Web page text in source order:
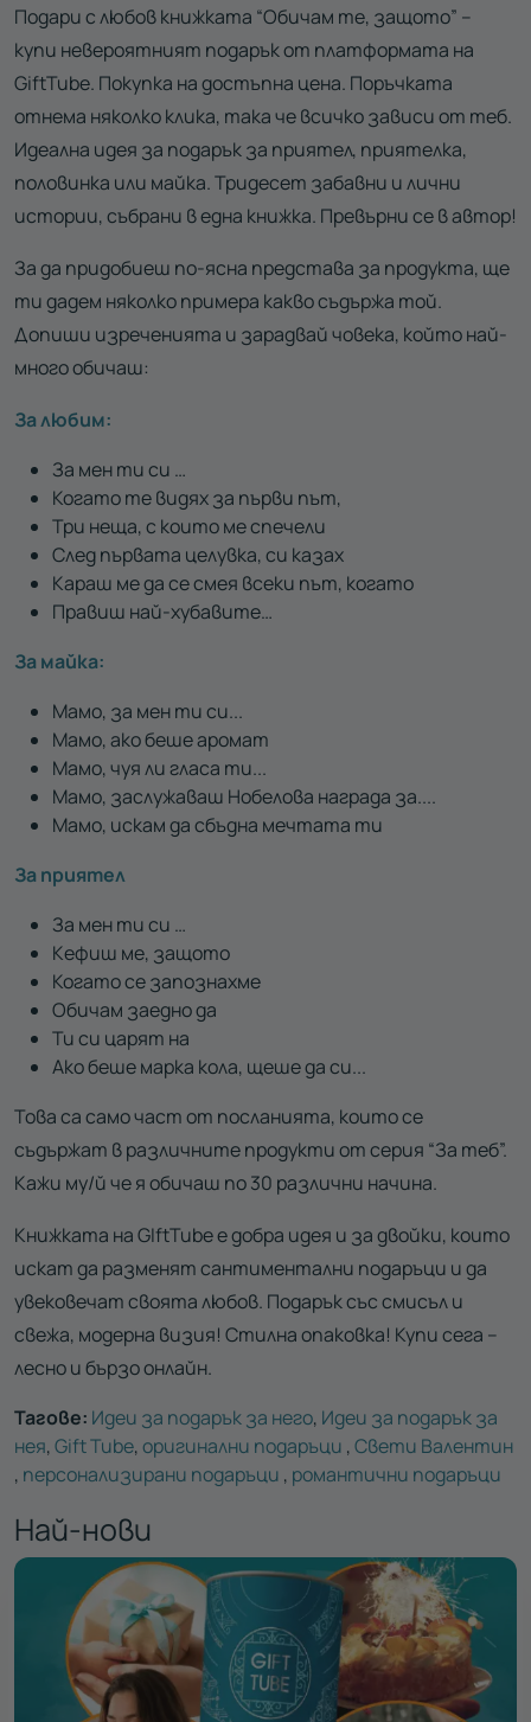
Подари с любов книжката “Обичам те, защото” –
купи невероятният подарък от платформата на
GiftTube. Покупка на достъпна цена. Поръчката
отнема няколко клика, така че всичко зависи от теб.
Идеална идея за подарък за приятел, приятелка,
половинка или майка. Тридесет забавни и лични
истории, събрани в една книжка. Превърни се в автор!
За да придобиеш по-ясна представа за продукта, ще
ти дадем няколко примера какво съдържа той.
Допиши изреченията и зарадвай човека, който най-
много обичаш:
За любим:
За мен ти си …
Когато те видях за първи път,
Три неща, с които ме спечели
След първата целувка, си казах
Караш ме да се смея всеки път, когато
Правиш най-хубавите…
За майка:
Мамо, за мен ти си...
Мамо, ако беше аромат
Мамо, чуя ли гласа ти...
Мамо, заслужаваш Нобелова награда за....
Мамо, искам да сбъдна мечтата ти
За приятел
За мен ти си …
Кефиш ме, защото
Когато се запознахме
Обичам заедно да
Ти си царят на
Ако беше марка кола, щеше да си...
Това са само част от посланията, които се
съдържат в различните продукти от серия “За теб”.
Кажи му/й че я обичаш по 30 различни начина.
Книжката на GIftTube е добра идея и за двойки, които
искат да разменят сантиментални подаръци и да
увековечат своята любов. Подарък със смисъл и
свежа, модерна визия! Стилна опаковка! Купи сега –
лесно и бързо онлайн.
Тагове: Идеи за подарък за него, Идеи за подарък за
нея,Gift Tube,оригинални подаръци ,Свети Валентин
, персонализирани подаръци , романтични подаръци
Най-нови